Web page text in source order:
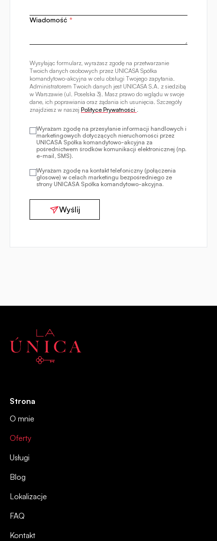
Wiadomość *
Wysyłając formularz, wyrażasz zgodę na przetwarzanie
Twoich danych osobowych przez UNICASA Spółka
komandytowo-akcyjna w celu obsługi Twojego zapytania.
Administratorem Twoich danych jest UNICASA S.A. z siedzibą
w Warszawie (ul. Poselska 3). Masz prawo do wglądu w swoje
dane, ich poprawiania oraz żądania ich usunięcia. Szczegóły
znajdziesz w naszej Polityce Prywatności .
Wyrażam zgodę na przesyłanie informacji handlowych i
marketingowych dotyczących nieruchomości przez
UNICASA Spółka komandytowo-akcyjna za
pośrednictwem środków komunikacji elektronicznej (np.
e-mail, SMS).
Wyrażam zgodę na kontakt telefoniczny (połączenia
głosowe) w celach marketingu bezpośredniego ze
strony UNICASA Spółka komandytowo-akcyjna.
Wyślij
Strona
O mnie
Oferty
Usługi
Blog
Lokalizacje
FAQ
Kontakt